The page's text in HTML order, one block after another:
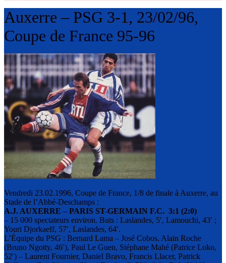
Auxerre – PSG 3-1, 23/02/96,
Coupe de France 95-96
Vendredi 23.02.1996, Coupe de France, 1/8 de finale à Auxerre, au
Stade de l’Abbé-Deschamps :
A.J. AUXERRE – PARIS ST-GERMAIN F.C. 3:1 (2:0)
– 15 000 spectateurs environ. Buts : Laslandes, 5′, Lamouchi, 43′ ;
Youri Djorkaeff, 57′, Laslandes, 64′.
L’Équipe du PSG : Bernard Lama – José Cobos, Alain Roche
(Bruno Ngotty, 46′), Paul Le Guen, Stéphane Mahé (Patrice Loko,
52′) – Laurent Fournier, Daniel Bravo, Francis Llacer, Patrick